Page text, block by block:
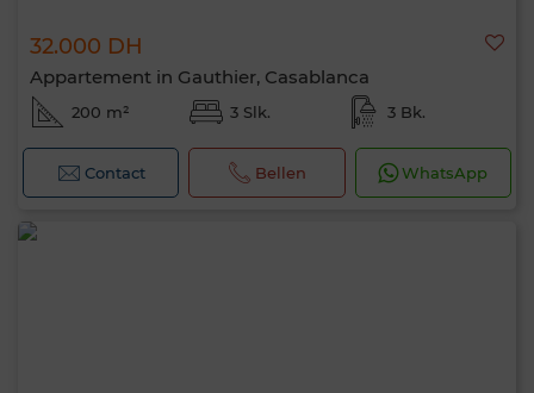
32.000 DH
Appartement in Gauthier, Casablanca
200 m² 3 Slk. 3 Bk.
Contact Bellen WhatsApp